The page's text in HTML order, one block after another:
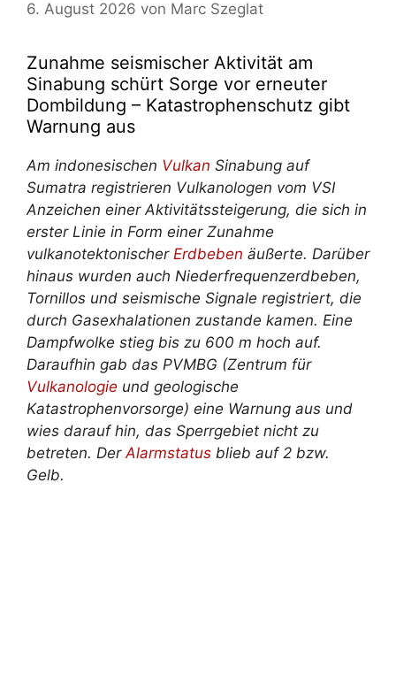
6. August 2026 von Marc Szeglat
Zunahme seismischer Aktivität am
Sinabung schürt Sorge vor erneuter
Dombildung – Katastrophenschutz gibt
Warnung aus
Am indonesischen Vulkan Sinabung auf
Sumatra registrieren Vulkanologen vom VSI
Anzeichen einer Aktivitätssteigerung, die sich in
erster Linie in Form einer Zunahme
vulkanotektonischer Erdbeben äußerte. Darüber
hinaus wurden auch Niederfrequenzerdbeben,
Tornillos und seismische Signale registriert, die
durch Gasexhalationen zustande kamen. Eine
Dampfwolke stieg bis zu 600 m hoch auf.
Daraufhin gab das PVMBG (Zentrum für
Vulkanologie und geologische
Katastrophenvorsorge) eine Warnung aus und
wies darauf hin, das Sperrgebiet nicht zu
betreten. DerAlarmstatus blieb auf 2 bzw.
Gelb.